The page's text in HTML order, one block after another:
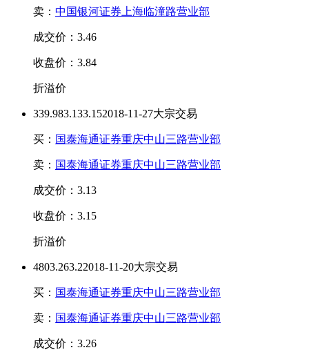
卖： 中国银河证券上海临潼路营业部
成交价：3.46
收盘价：3.84
折溢价
339.983.133.152018-11-27大宗交易
买： 国泰海通证券重庆中山三路营业部
卖： 国泰海通证券重庆中山三路营业部
成交价：3.13
收盘价：3.15
折溢价
4803.263.22018-11-20大宗交易
买： 国泰海通证券重庆中山三路营业部
卖： 国泰海通证券重庆中山三路营业部
成交价：3.26